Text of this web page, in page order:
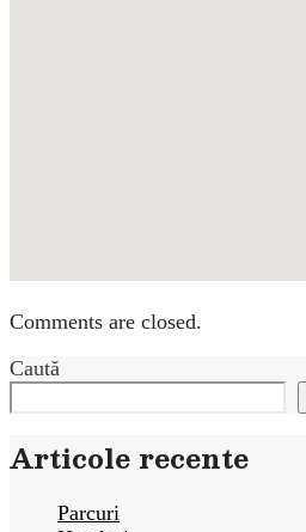
Comments are closed.
Caută
Articole recente
Parcuri